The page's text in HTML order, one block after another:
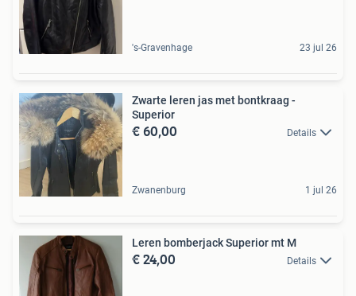
's-Gravenhage 23 jul 26
Zwarte leren jas met bontkraag -
Superior
€ 60,00 Details
Zwanenburg 1 jul 26
Leren bomberjack Superior mt M
€ 24,00 Details